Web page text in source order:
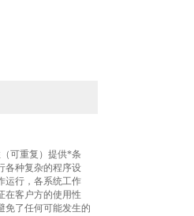
可重复）提供*条
各种复杂的程序设
运行，各系统工作
在客户方的使用性
免了任何可能发生的